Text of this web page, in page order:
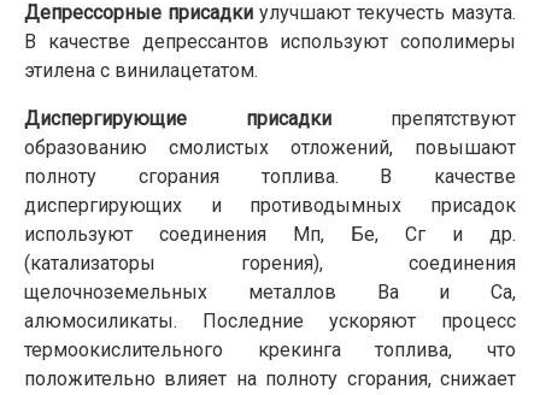
Депрессорные присадки улучшают текучесть мазута.
В качестве депрессантов используют сополимеры
этилена с винилацетатом.
Диспергирующие присадки препятствуют
образованию смолистых отложений, повышают
полноту сгорания топлива. В качестве
диспергирующих и противодымных присадок
используют соединения Мп, Бе, Сг и др.
(катализаторы горения), соединения
щелочноземельных металлов Ва и Са,
алюмосиликаты. Последние ускоряют процесс
термоокислительного крекинга топлива, что
положительно влияет на полноту сгорания, снижает